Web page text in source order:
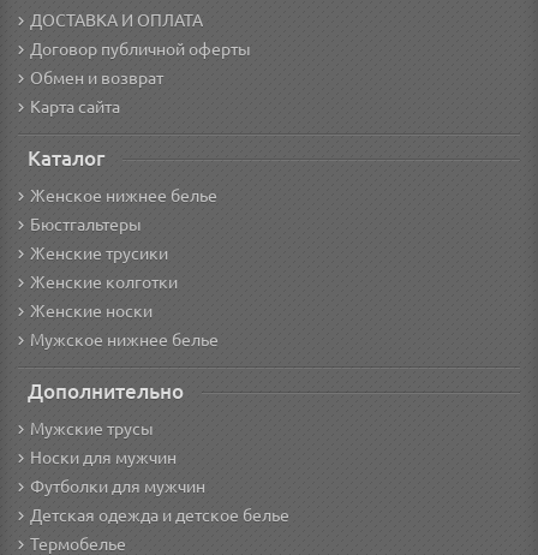
ДОСТАВКА И ОПЛАТА
Договор публичной оферты
Обмен и возврат
Карта сайта
Каталог
Женское нижнее белье
Бюстгальтеры
Женские трусики
Женские колготки
Женские носки
Мужское нижнее белье
Дополнительно
Мужские трусы
Носки для мужчин
Футболки для мужчин
Детская одежда и детское белье
Термобелье